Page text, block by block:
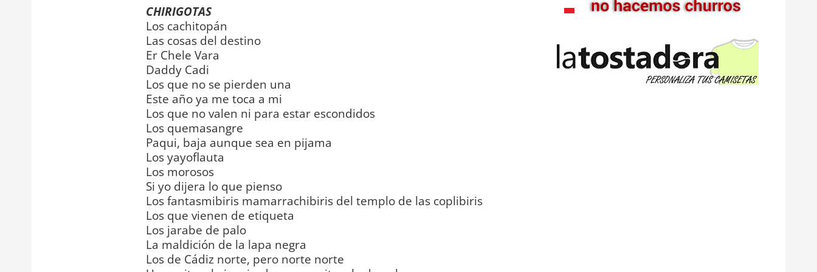
CHIRIGOTAS
Los cachitopán
Las cosas del destino
Er Chele Vara
Daddy Cadi
Los que no se pierden una
Este año ya me toca a mi
Los que no valen ni para estar escondidos
Los quemasangre
Paqui, baja aunque sea en pijama
Los yayoflauta
Los morosos
Si yo dijera lo que pienso
Los fantasmibiris mamarrachibiris del templo de las coplibiris
Los que vienen de etiqueta
Los jarabe de palo
La maldición de la lapa negra
Los de Cádiz norte, pero norte norte